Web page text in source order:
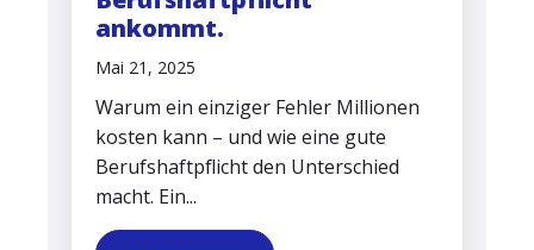
ankommt.
Mai 21, 2025
Warum ein einziger Fehler Millionen
kosten kann – und wie eine gute
Berufshaftpflicht den Unterschied
macht. Ein...